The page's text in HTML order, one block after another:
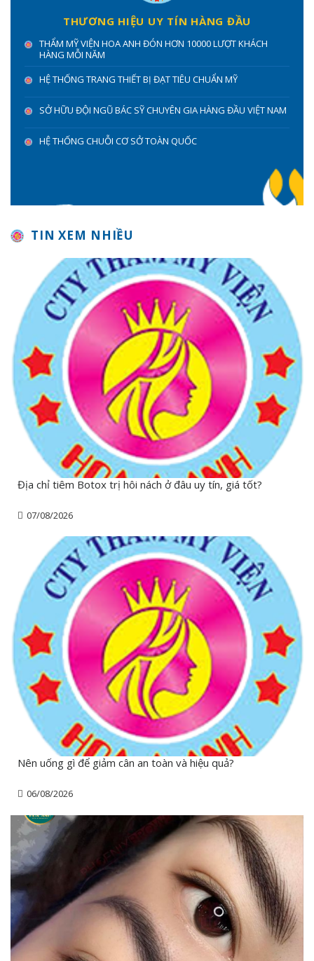
THƯƠNG HIỆU UY TÍN HÀNG ĐẦU
THẨM MỸ VIỆN HOA ANH ĐÓN HƠN 10000 LƯỢT KHÁCH
HÀNG MỖI NĂM
HỆ THỐNG TRANG THIẾT BỊ ĐẠT TIÊU CHUẨN MỸ
SỞ HỮU ĐỘI NGŨ BÁC SỸ CHUYÊN GIA HÀNG ĐẦU VIỆT NAM
HỆ THỐNG CHUỖI CƠ SỞ TOÀN QUỐC
TIN XEM NHIỀU
Địa chỉ tiêm Botox trị hôi nách ở đâu uy tín, giá tốt?
07/08/2026
Nên uống gì để giảm cân an toàn và hiệu quả?
06/08/2026